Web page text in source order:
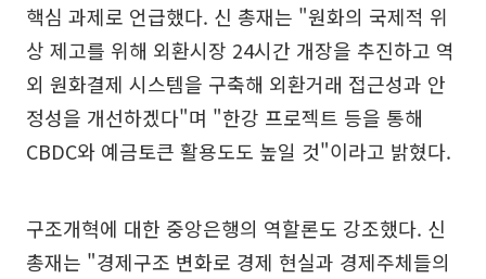
핵심 과제로 언급했다. 신 총재는 "원화의 국제적 위
상 제고를 위해 외환시장 24시간 개장을 추진하고 역
외 원화결제 시스템을 구축해 외환거래 접근성과 안
정성을 개선하겠다"며 "한강 프로젝트 등을 통해
CBDC와 예금토큰 활용도도 높일 것"이라고 밝혔다.
구조개혁에 대한 중앙은행의 역할론도 강조했다. 신
총재는 "경제구조 변화로 경제 현실과 경제주체들의